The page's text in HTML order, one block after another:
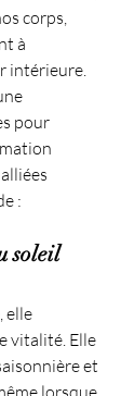
corps,
à
intérieure.
pour
:
soleil
elle
vitalité. Elle
et